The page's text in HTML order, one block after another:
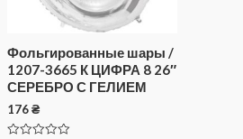
Фольгированные шары /
1207-3665 К ЦИФРА 8 26″
СЕРЕБРО С ГЕЛИЕМ
176₴